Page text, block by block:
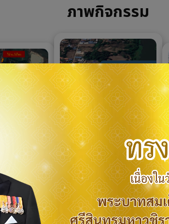
ภาพกิจกรรม
ความคิดเห็น
เรื่องการ
งเป็นสี่แยก
ฟสัญญาณ
ทางเข้า
ขลุง
118
ลงพื้นที่หารือแนวทาง
ปรับปรุงถนนลอดใต้สะพาน
ข้ามแม่น้ำปิง ทางหลวง
หมายเลข 112
13/02/2569 | 112
อ่านทั้งหมด